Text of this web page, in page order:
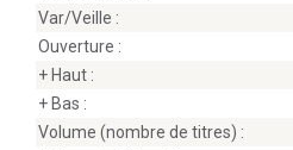
Var/Veille :
Ouverture :
+ Haut :
+ Bas :
Volume (nombre de titres) :